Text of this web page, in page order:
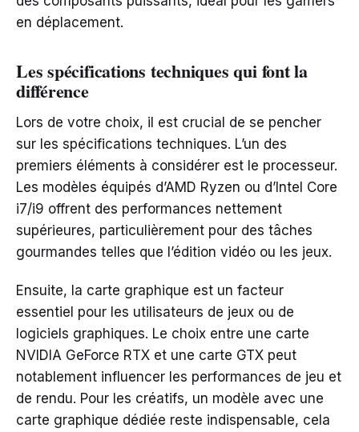
en déplacement.
Les spécifications techniques qui font la
différence
Lors de votre choix, il est crucial de se pencher
sur les spécifications techniques. L’un des
premiers éléments à considérer est le processeur.
Les modèles équipés d’AMD Ryzen ou d’Intel Core
i7/i9 offrent des performances nettement
supérieures, particulièrement pour des tâches
gourmandes telles que l’édition vidéo ou les jeux.
Ensuite, la carte graphique est un facteur
essentiel pour les utilisateurs de jeux ou de
logiciels graphiques. Le choix entre une carte
NVIDIA GeForce RTX et une carte GTX peut
notablement influencer les performances de jeu et
de rendu. Pour les créatifs, un modèle avec une
carte graphique dédiée reste indispensable, cela